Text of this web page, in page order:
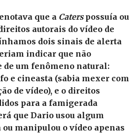
que a Caterspossuía ou
autorais do vídeo de
dois sinais de alerta
indicar que não
de um fenômeno natural:
e cineasta (sabia mexer com
de vídeo), e o direitos
para a famigerada
que Dario usou algum
ou manipulou o vídeo apenas